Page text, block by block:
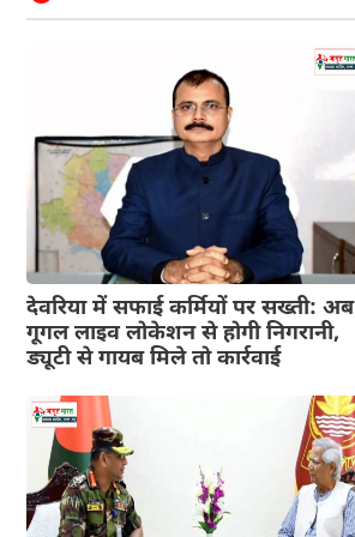
देवरिया में सफाई कर्मियों पर सख्ती: अब
गूगल लाइव लोकेशन से होगी निगरानी,
ड्यूटी से गायब मिले तो कार्रवाई